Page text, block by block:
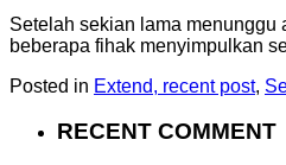
Setelah sekian lama menunggu
beberapa fihak menyimpulkan
Posted in Extend, recent post,
RECENT COMMENT